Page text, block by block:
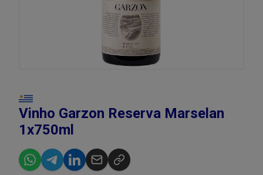
Vinho Garzon Reserva Marselan
1x750ml